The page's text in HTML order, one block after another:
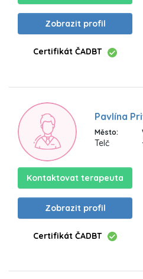
Zobrazit profil
Certifikát ČADBT
Pavlína
Město:
Telč
Kontaktovat terapeuta
Zobrazit profil
Certifikát ČADBT